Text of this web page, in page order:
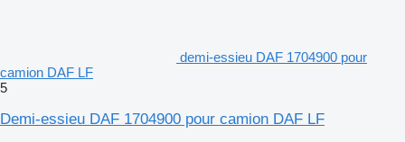
demi-essieu DAF 1704900 pour
camion DAF LF
5
Demi-essieu DAF 1704900 pour camion DAF LF